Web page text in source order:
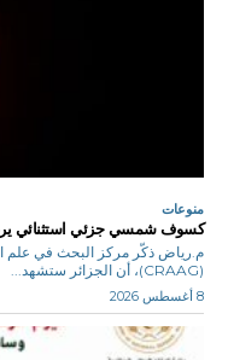
منوعات
كسوف شمسي جزئي استثنائي يرصد
م.رياض ذكّر مركز البحث في
(CRAAG)، أن الجزائر ستشهد...
8 أغسطس 2026